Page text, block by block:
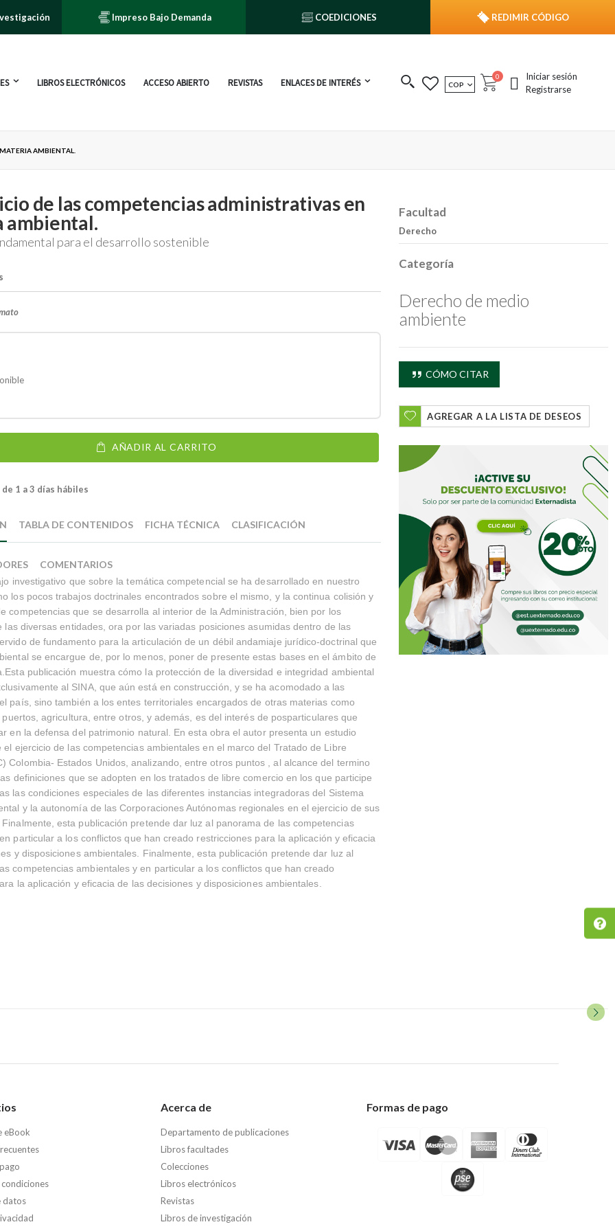
Impreso Bajo Demanda COEDICIONES REDIMIR CÓDIGO
LIBROS ELECTRÓNICOS ACCESO ABIERTO REVISTAS ENLACES DE INTERÉS MONEDA
COP Cart
0 publicacionesIniciar sesión
Registrarse
AMBIENTAL.
de las competencias administrativas en
ambiental.
para el desarrollo sostenible
AÑADIR AL CARRITO
1 a 3 días hábiles
investigativo que sobre la temática competencial se ha desarrollado en nuestro
los pocos trabajos doctrinales encontrados sobre el mismo, y la continua colisión y
competencias que se desarrolla al interior de la Administración, bien por los
las diversas entidades, ora por las variadas posiciones asumidas dentro de las
de fundamento para la articulación de un débil andamiaje jurídico-doctrinal que
se encargue de, por lo menos, poner de presente estas bases en el ámbito de
publicación muestra cómo la protección de la diversidad e integridad ambiental
al SINA, que aún está en construcción, y se ha acomodado a las
país, sino también a los entes territoriales encargados de otras materias como
agricultura, entre otros, y además, es del interés de posparticulares que
en la defensa del patrimonio natural. En esta obra el autor presenta un estudio
el ejercicio de las competencias ambientales en el marco del Tratado de Libre
Colombia- Estados Unidos, analizando, entre otros puntos , al alcance del termino
definiciones que se adopten en los tratados de libre comercio en los que participe
las condiciones especiales de las diferentes instancias integradoras del Sistema
y la autonomía de las Corporaciones Autónomas regionales en el ejercicio de sus
esta publicación pretende dar luz al panorama de las competencias
particular a los conflictos que han creado restricciones para la aplicación y eficacia
y disposiciones ambientales. Finalmente, esta publicación pretende dar luz al
competencias ambientales y en particular a los conflictos que han creado
la aplicación y eficacia de las decisiones y disposiciones ambientales.
TABLA DE CONTENIDOS FICHA TÉCNICA CLASIFICACIÓN
COMENTARIOS
Facultad
Derecho
Categoría
Derecho de medio
ambiente
CÓMO CITAR
AGREGAR A LA LISTA DE DESEOS
eBook
datos
Acerca de
Departamento de publicaciones
Libros facultades
Colecciones
Libros electrónicos
Revistas
Libros de investigación
Formas de pago